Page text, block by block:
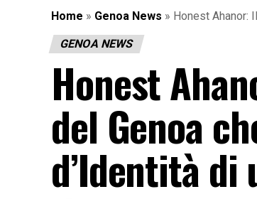
Home » Genoa News » Honest Ahanor:
GENOA NEWS
Honest
del Genoa
d’Identità